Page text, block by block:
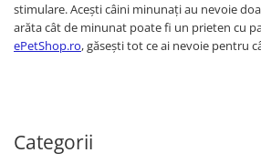
stimulare. Acești câini minunați au nevoie
arăta cât de minunat poate fi un prieten cu
ePetShop.ro, găsești tot ce ai nevoie pentru
Categorii